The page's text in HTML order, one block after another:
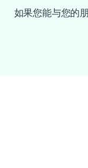
如果您能与您的